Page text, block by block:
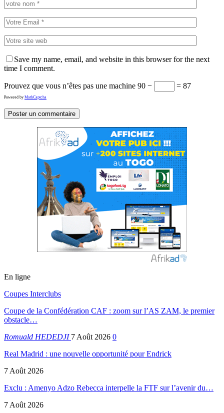
Save my name, email, and website in this browser for the next
time I comment.
Prouvez que vous n’êtes pas une machine 90 − = 87
Powered by MathCaptcha
En ligne
Coupes Interclubs
Coupe de la Confédération CAF : zoom sur l’AS ZAM, le premier
obstacle…
Romuald HEDEDJI 7 Août 2026 0
Real Madrid : une nouvelle opportunité pour Endrick
7 Août 2026
Exclu : Amenyo Adzo Rebecca interpelle la FTF sur l’avenir du…
7 Août 2026